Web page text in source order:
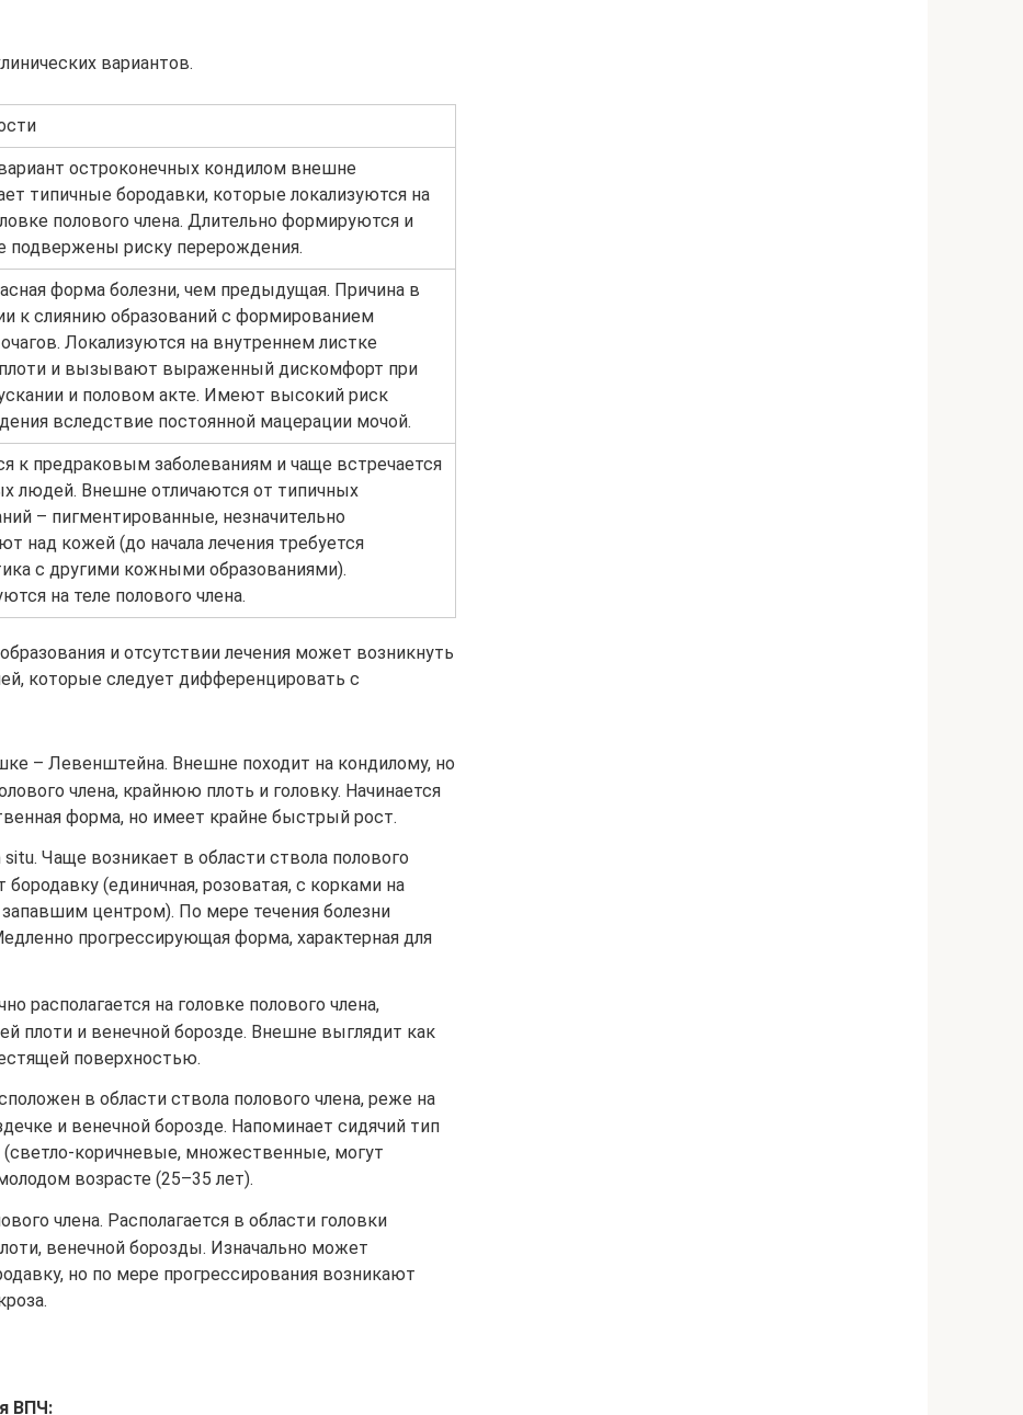
вариантов.
остроконечных кондилом внешне
типичные бородавки, которые локализуются на
полового члена. Длительно формируются и
подвержены риску перерождения.
форма болезни, чем предыдущая. Причина в
к слиянию образований с формированием
Локализуются на внутреннем листке
и вызывают выраженный дискомфорт при
и половом акте. Имеют высокий риск
вследствие постоянной мацерации мочой.
к предраковым заболеваниям и чаще встречается
людей. Внешне отличаются от типичных
– пигментированные, незначительно
над кожей (до начала лечения требуется
с другими кожными образованиями).
на теле полового члена.
и отсутствии лечения может возникнуть
которые следует дифференцировать с
– Левенштейна. Внешне походит на кондилому, но
члена, крайнюю плоть и головку. Начинается
форма, но имеет крайне быстрый рост.
situ. Чаще возникает в области ствола полового
(единичная, розоватая, с корками на
центром). По мере течения болезни
прогрессирующая форма, характерная для
располагается на головке полового члена,
плоти и венечной борозде. Внешне выглядит как
поверхностью.
в области ствола полового члена, реже на
и венечной борозде. Напоминает сидячий тип
коричневые, множественные, могут
возрасте (25–35 лет).
члена. Располагается в области головки
венечной борозды. Изначально может
но по мере прогрессирования возникают
ВПЧ: